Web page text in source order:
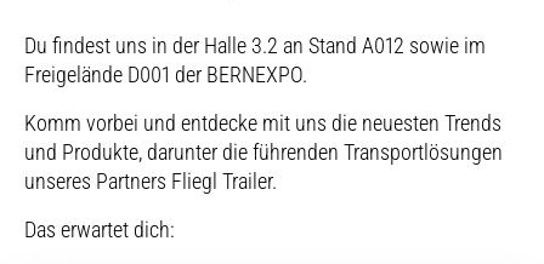
Du findest uns in der Halle 3.2 an Stand A012 sowie im
Freigelände D001 der BERNEXPO.
Komm vorbei und entdecke mit uns die neuesten Trends
und Produkte, darunter die führenden Transportlösungen
unseres Partners Fliegl Trailer.
Das erwartet dich: